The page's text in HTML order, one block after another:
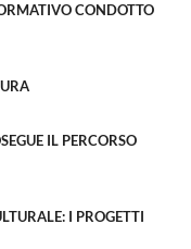
CONDOTTO
IL PERCORSO
I PROGETTI